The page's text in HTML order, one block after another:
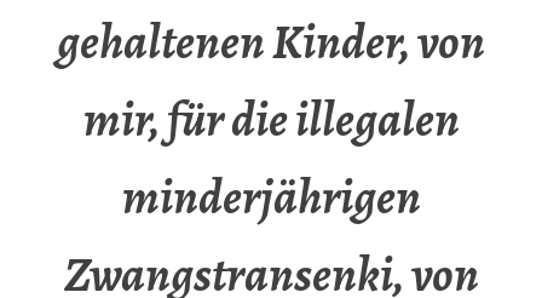
gehaltenen Kinder, von
mir, für die illegalen
minderjährigen
Zwangstransenki, von